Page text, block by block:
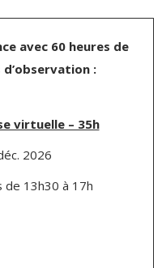
avec 60 heures de
:
virtuelle – 35h
2026
13h30 à 17h